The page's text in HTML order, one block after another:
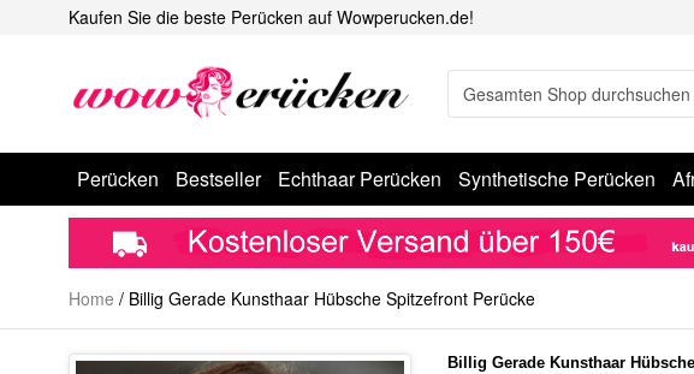
Kaufen Sie die beste Perücken auf Wowperucken.de!
Perücken Bestseller Echthaar Perücken Synthetische Perücken
Home / Billig Gerade Kunsthaar Hübsche Spitzefront Perücke
Billig Gerade Kunsthaar